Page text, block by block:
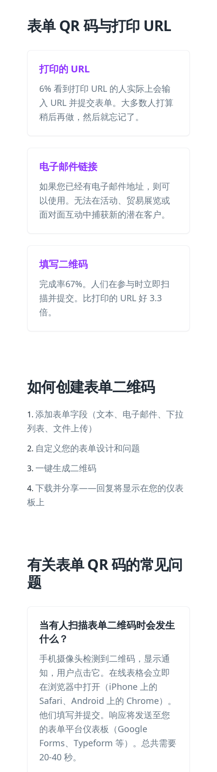
表单 QR 码与打印 URL
打印的 URL
6% 看到打印 URL 的人实际上会输
入 URL 并提交表单。大多数人打算
稍后再做，然后就忘记了。
电子邮件链接
如果您已经有电子邮件地址，则可
以使用。无法在活动、贸易展览或
面对面互动中捕获新的潜在客户。
填写二维码
完成率67%。人们在参与时立即扫
描并提交。比打印的 URL 好 3.3
倍。
如何创建表单二维码
添加表单字段（文本、电子邮件、下拉
列表、文件上传）
自定义您的表单设计和问题
一键生成二维码
下载并分享——回复将显示在您的仪表
板上
有关表单 QR 码的常见问
题
当有人扫描表单二维码时会发生
什么？
手机摄像头检测到二维码，显示通
知，用户点击它。在线表格会立即
在浏览器中打开（iPhone 上的
Safari、Android 上的 Chrome）。
他们填写并提交。响应将发送至您
的表单平台仪表板（Google
Forms、Typeform 等）。总共需要
20-40 秒。